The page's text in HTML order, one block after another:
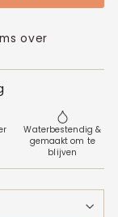
over
Waterbestendig &
gemaakt om te
blijven